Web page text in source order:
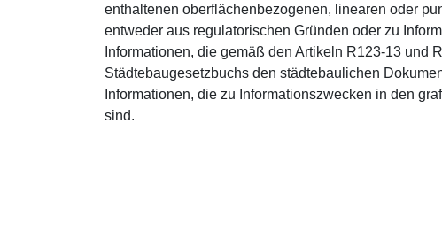
enthaltenen oberflächenbezogenen, linearen oder
entweder aus regulatorischen Gründen oder zu
Informationen, die gemäß den Artikeln R123-13 und
Städtebaugesetzbuchs den städtebaulichen
Informationen, die zu Informationszwecken in den
sind.